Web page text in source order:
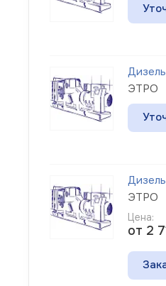
ЭТРО
ЭТРО
Цена:
от 2